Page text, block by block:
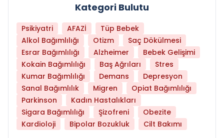
Kategori Bulutu
Psikiyatri AFAZİ
Tüp Bebek
Alkol Bağımlılığı
Otizm
Saç Dökülmesi
Esrar Bağımlılığı
Alzheimer
Bebek Gelişimi
Kokain Bağımlılığı
Baş Ağrıları
Stres
Kumar Bağımlılığı
Demans
Depresyon
Sanal Bağımlılık
Migren
Opiat Bağımlılığı
Parkinson
Kadın Hastalıkları
Sigara Bağımlılığı
Şizofreni
Obezite
Kardioloji
Bipolar Bozukluk Cilt Bakımı